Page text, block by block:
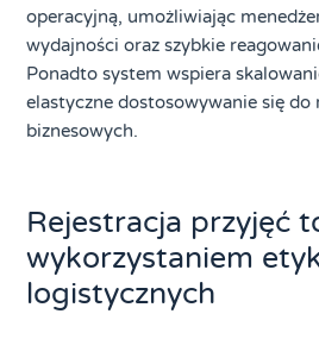
operacyjną, umożliwiając
wydajności oraz szybkie
Ponadto system wspiera
elastyczne dostosowywanie się do
biznesowych.
Rejestracja przyjęć
wykorzystaniem
logistycznych